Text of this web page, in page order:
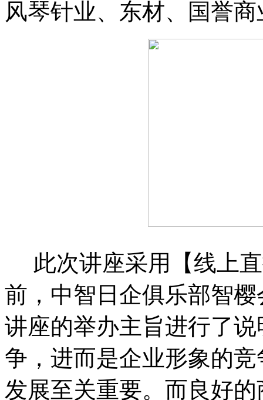
风琴针业、东材、国誉
此次讲座采用【线上
前，中智日企俱乐部智
讲座的举办主旨进行了
争，进而是企业形象的
发展至关重要。而良好